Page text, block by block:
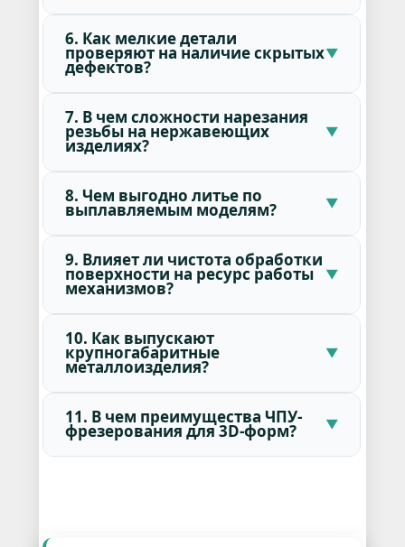
6. Как мелкие детали
проверяют на наличие скрытых
дефектов?
7. В чем сложности нарезания
резьбы на нержавеющих
изделиях?
8. Чем выгодно литье по
выплавляемым моделям?
9. Влияет ли чистота обработки
поверхности на ресурс работы
механизмов?
10. Как выпускают
крупногабаритные
металлоизделия?
11. В чем преимущества ЧПУ-
фрезерования для 3D-форм?